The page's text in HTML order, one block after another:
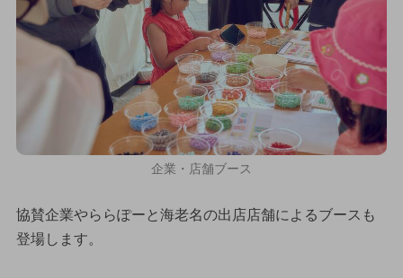
企業・店舗ブース
協賛企業やららぽーと海老名の出店店舗によるブースも
登場します。